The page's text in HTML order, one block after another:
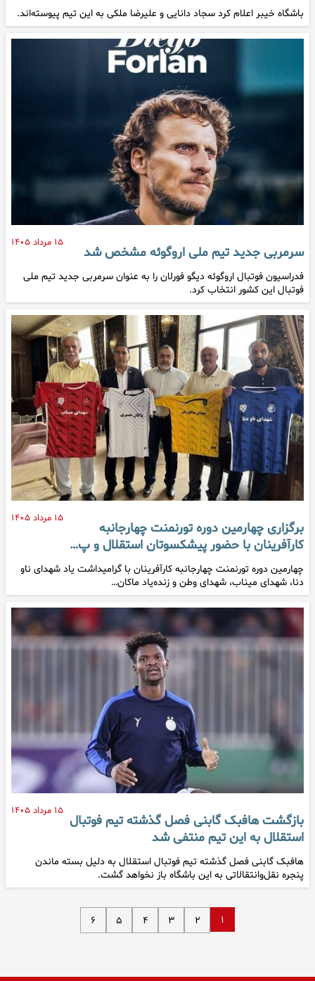
باشگاه خیبر اعلام کرد سجاد دانایی و علیرضا ملکی به این تیم پیوسته‌اند.
۱۵ مرداد ۱۴۰۵
سرمربی جدید تیم ملی اروگوئه مشخص شد
فدراسیون فوتبال اروگوئه دیگو فورلان را به عنوان سرمربی جدید تیم ملی
فوتبال این کشور انتخاب کرد.
۱۵ مرداد ۱۴۰۵
برگزاری چهارمین دوره تورنمنت چهارجانبه
کارآفرینان با حضور پیشکسوتان استقلال و پ…
چهارمین دوره تورنمنت چهارجانبه کارآفرینان با گرامیداشت یاد شهدای ناو
دنا، شهدای میناب، شهدای وطن و زنده‌یاد ماکان…
۱۵ مرداد ۱۴۰۵
بازگشت هافبک گابنی فصل گذشته تیم فوتبال
استقلال به این تیم منتفی شد
هافبک گابنی فصل گذشته تیم فوتبال استقلال به دلیل بسته ماندن
پنجره نقل‌وانتقالاتی به این باشگاه باز نخواهد گشت.
۱ ۲ ۳ ۴ ۵ ۶